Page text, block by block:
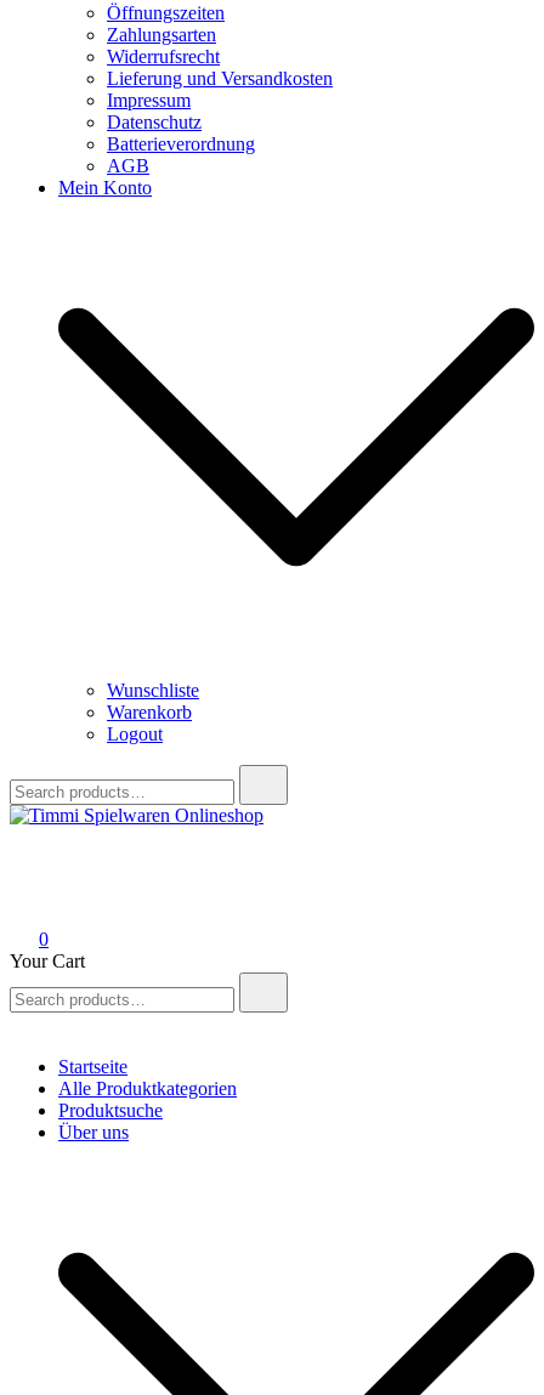
Öffnungszeiten
Zahlungsarten
Widerrufsrecht
Lieferung und Versandkosten
Impressum
Datenschutz
Batterieverordnung
AGB
Mein Konto
Wunschliste
Warenkorb
Logout
for:
0
Your Cart
for:
Startseite
Alle Produktkategorien
Produktsuche
Über uns